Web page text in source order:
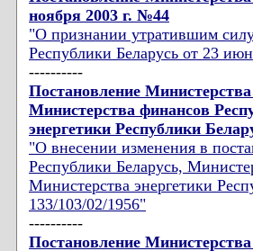
ноября 2003 г. №44
"О признании утратившим
Республики Беларусь от 23
----------
Постановление
Министерства финансов
энергетики Республики
"О внесении изменения в
Республики Беларусь,
Министерства энергетики
133/103/02/1956"
----------
Постановление